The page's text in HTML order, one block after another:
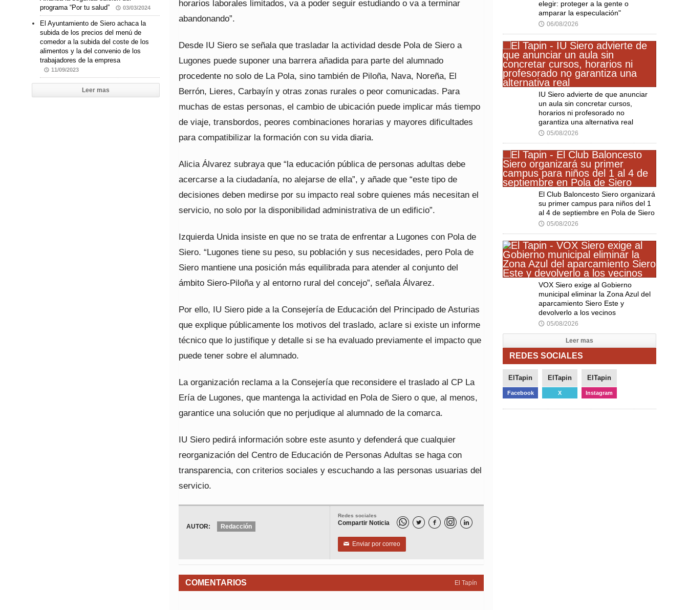
horarios laborales limitados, va a poder seguir estudiando o va a terminar
abandonando”.
Desde IU Siero se señala que trasladar la actividad desde Pola de Siero a
Lugones puede suponer una barrera añadida para parte del alumnado
procedente no solo de La Pola, sino también de Piloña, Nava, Noreña, El
Berrón, Lieres, Carbayín y otras zonas rurales o peor comunicadas. Para
muchas de estas personas, el cambio de ubicación puede implicar más tiempo
de viaje, transbordos, peores combinaciones horarias y mayores dificultades
para compatibilizar la formación con su vida diaria.
Alicia Álvarez subraya que “la educación pública de personas adultas debe
acercarse a la ciudadanía, no alejarse de ella”, y añade que “este tipo de
decisiones deben medirse por su impacto real sobre quienes más necesitan el
servicio, no solo por la disponibilidad administrativa de un edificio”.
Izquierda Unida insiste en que no se trata de enfrentar a Lugones con Pola de
Siero. “Lugones tiene su peso, su población y sus necesidades, pero Pola de
Siero mantiene una posición más equilibrada para atender al conjunto del
ámbito Siero-Piloña y al entorno rural del concejo”, señala Álvarez.
Por ello, IU Siero pide a la Consejería de Educación del Principado de Asturias
que explique públicamente los motivos del traslado, aclare si existe un informe
técnico que lo justifique y detalle si se ha evaluado previamente el impacto que
puede tener sobre el alumnado.
La organización reclama a la Consejería que reconsidere el traslado al CP La
Ería de Lugones, que mantenga la actividad en Pola de Siero o que, al menos,
garantice una solución que no perjudique al alumnado de la comarca.
IU Siero pedirá información sobre este asunto y defenderá que cualquier
reorganización del Centro de Educación de Personas Adultas se haga con
transparencia, con criterios sociales y escuchando a las personas usuarias del
servicio.
Redes sociales
Compartir Noticia   
✉ Enviar por correo
AUTOR: Redacción
El Tapín
COMENTARIOS
programa “Por tu salud”
03/03/2024
El Ayuntamiento de Siero achaca la
subida de los precios del menú de
comedor a la subida del coste de los
alimentos y la del convenio de los
trabajadores de la empresa
11/09/2023
Leer mas
elegir: proteger a la gente o
amparar la especulación"
🕔 06/08/2026
IU Siero advierte de que anunciar
un aula sin concretar cursos,
horarios ni profesorado no
garantiza una alternativa real
🕔 05/08/2026
El Club Baloncesto Siero organizará
su primer campus para niños del 1
al 4 de septiembre en Pola de Siero
🕔 05/08/2026
VOX Siero exige al Gobierno
municipal eliminar la Zona Azul del
aparcamiento Siero Este y
devolverlo a los vecinos
🕔 05/08/2026
Leer mas
REDES SOCIALES
ElTapin
Facebook
ElTapin
X
ElTapin
Instagram